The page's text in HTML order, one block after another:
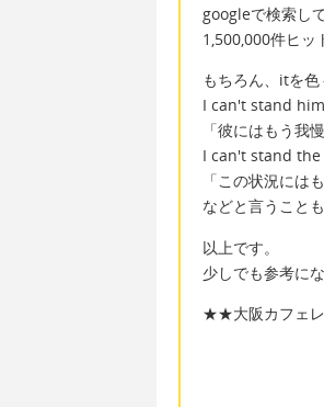
googleで検索し
1,500,000件ヒッ
もちろん、itを色
I can't stand
「彼にはもう我
I can't stand
「この状況には
などと言うこと
以上です。
少しでも参考に
★★大阪カフェ